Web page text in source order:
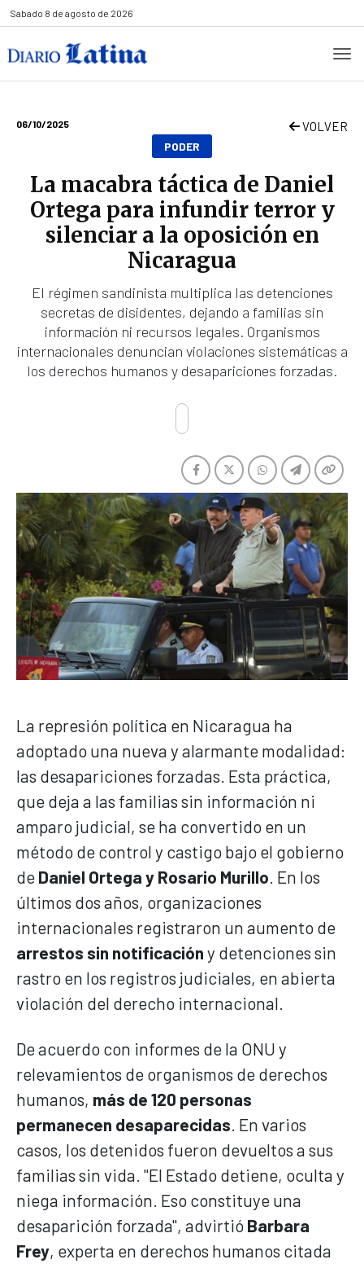
Sabado 8 de agosto de 2026
06/10/2025 VOLVER
PODER
La macabra táctica de Daniel
Ortega para infundir terror y
silenciar a la oposición en
Nicaragua
El régimen sandinista multiplica las detenciones
secretas de disidentes, dejando a familias sin
información ni recursos legales. Organismos
internacionales denuncian violaciones sistemáticas a
los derechos humanos y desapariciones forzadas.
La represión política en Nicaragua ha
adoptado una nueva y alarmante modalidad:
las desapariciones forzadas. Esta práctica,
que deja a las familias sin información ni
amparo judicial, se ha convertido en un
método de control y castigo bajo el gobierno
de Daniel Ortega y Rosario Murillo . En los
últimos dos años, organizaciones
internacionales registraron un aumento de
arrestos sin notificación y detenciones sin
rastro en los registros judiciales, en abierta
violación del derecho internacional.
De acuerdo con informes de la ONU y
relevamientos de organismos de derechos
humanos, más de 120 personas
permanecen desaparecidas . En varios
casos, los detenidos fueron devueltos a sus
familias sin vida. "El Estado detiene, oculta y
niega información. Eso constituye una
desaparición forzada", advirtió Barbara
Frey, experta en derechos humanos citada